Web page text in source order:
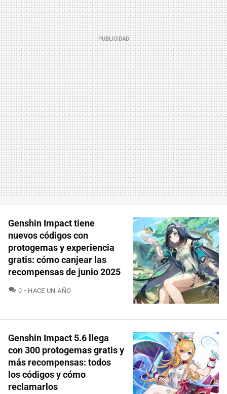
Genshin Impact tiene
nuevos códigos con
protogemas y experiencia
gratis: cómo canjear las
recompensas de junio 2025
0 COMENTARIOS
HACE UN AÑO
Genshin Impact 5.6 llega
con 300 protogemas gratis y
más recompensas: todos
los códigos y cómo
reclamarlos